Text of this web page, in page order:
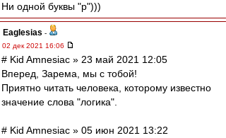
Ни одной буквы "р")))
Eaglesias -
02 дек 2021 16:06
# Kid Amnesiac » 23 май 2021 12:05
Вперед, Зарема, мы с тобой!
Приятно читать человека, которому известно
значение слова "логика".
# Kid Amnesiac » 05 июн 2021 13:22